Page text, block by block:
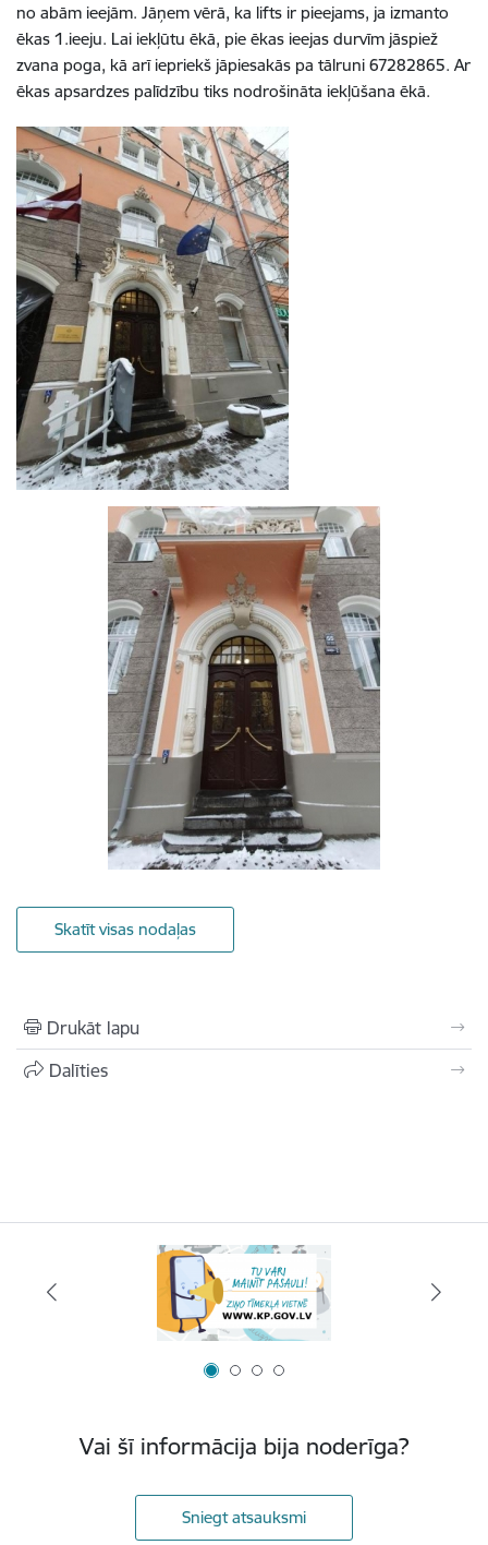
no abām ieejām. Jāņem vērā, ka lifts ir pieejams, ja izmanto
ēkas 1.ieeju. Lai iekļūtu ēkā, pie ēkas ieejas durvīm jāspiež
zvana poga, kā arī iepriekš jāpiesakās pa tālruni 67282865. Ar
ēkas apsardzes palīdzību tiks nodrošināta iekļūšana ēkā.
Skatīt visas nodaļas
Drukāt lapu
Dalīties
Vai šī informācija bija noderīga?
Sniegt atsauksmi